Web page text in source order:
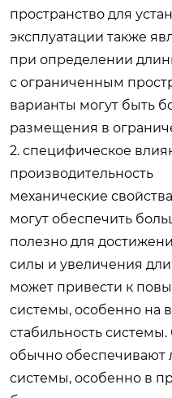
пространство для
эксплуатации также
при определении
с ограниченным
варианты могут быть
размещения в
2. специфическое
производительность
механические
могут обеспечить
полезно для
силы и увеличения
может привести к
системы, особенно на
стабильность
обычно обеспечивают
системы, особенно в